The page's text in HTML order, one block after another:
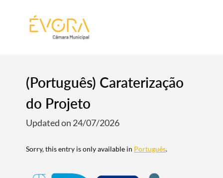
(Português) Caraterização
do Projeto
Updated on 24/07/2026
Sorry, this entry is only available in Português.